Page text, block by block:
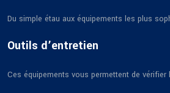
Du simple étau aux équipements les plus
Outils d’entretien
Ces équipements vous permettent de